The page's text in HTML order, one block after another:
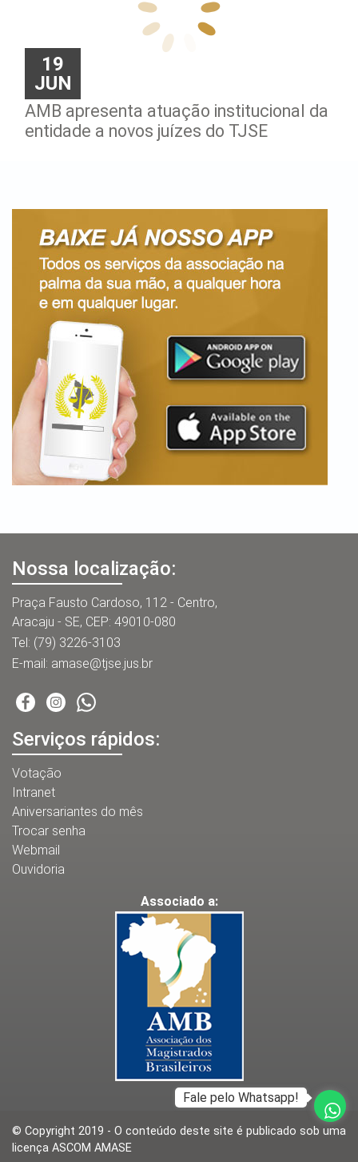
19
JUN
AMB apresenta atuação institucional da
entidade a novos juízes do TJSE
Nossa localização:
Praça Fausto Cardoso, 112 - Centro,
Aracaju - SE, CEP: 49010-080
Tel: (79) 3226-3103
E-mail: amase@tjse.jus.br
FacebookInstagram
Serviços rápidos:
Votação
Intranet
Aniversariantes do mês
Trocar senha
Webmail
Ouvidoria
Associado a:
© Copyright 2019 - O conteúdo deste site é publicado sob uma
licença ASCOM AMASE
Fale pelo Whatsapp!